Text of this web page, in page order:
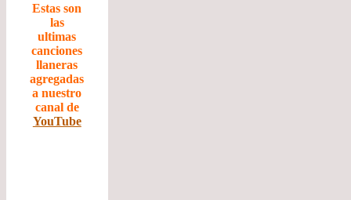
Estas son
las
ultimas
canciones
llaneras
agregadas
a nuestro
canal de
YouTube